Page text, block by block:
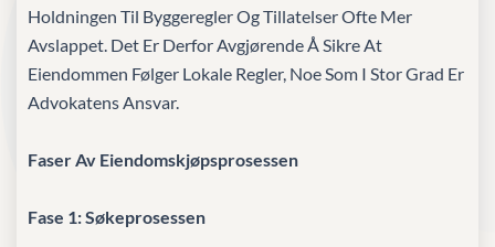
Holdningen Til Byggeregler Og Tillatelser Ofte Mer
Avslappet. Det Er Derfor Avgjørende Å Sikre At
Eiendommen Følger Lokale Regler, Noe Som I Stor Grad Er
Advokatens Ansvar.
Faser Av Eiendomskjøpsprosessen
Fase 1: Søkeprosessen